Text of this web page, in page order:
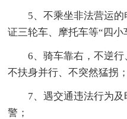
5、不乘坐非法营运
证三轮车、摩托车等“四小
6、骑车靠右，不逆行
不扶身并行、不突然猛拐；
7、遇交通违法行为
警；